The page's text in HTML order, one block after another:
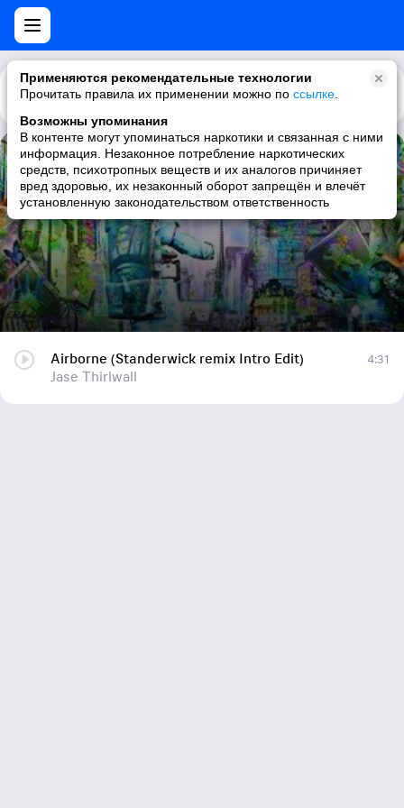
Применяются рекомендательные технологии
Прочитать правила их применении можно по ссылке
Возможны упоминания
В контенте могут упоминаться наркотики и связанная с ними
информация. Незаконное потребление наркотических
средств, психотропных веществ и их аналогов причиняет
вред здоровью, их незаконный оборот запрещён и влечёт
установленную законодательством ответственность
Каталог Рекомендации
Airborne (Standerwick remix Intro Edit)
Jase Thirlwall
Airborne (Standerwick remix Intro Edit)
Jase Thirlwall
4:31